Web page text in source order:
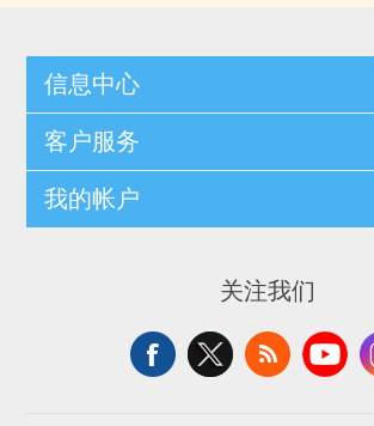
信息中心
客户服务
我的帐户
关注我们